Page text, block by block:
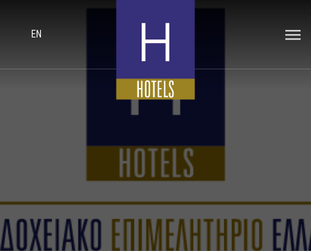
EN